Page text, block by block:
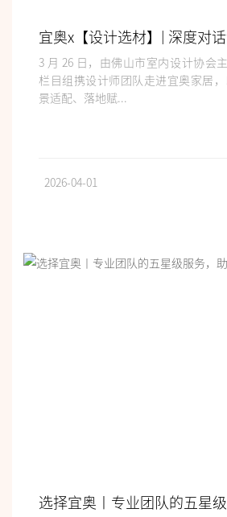
3 月 26 日，由佛山市室内设计协会
栏目组携设计师团队走进宜奥家居
景适配、落地赋...
2026-04-01